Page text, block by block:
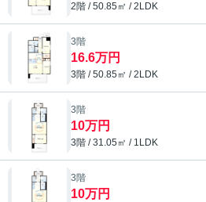
2階 / 50.85㎡ / 2LDK
3階
16.6万円
3階 / 50.85㎡ / 2LDK
3階
10万円
3階 / 31.05㎡ / 1LDK
3階
10万円